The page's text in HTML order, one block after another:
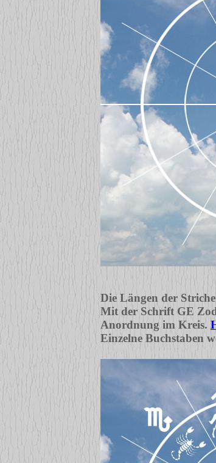
Die Längen der
Mit der Schrift GE
Anordnung im Kreis.
Einzelne Buchstaben